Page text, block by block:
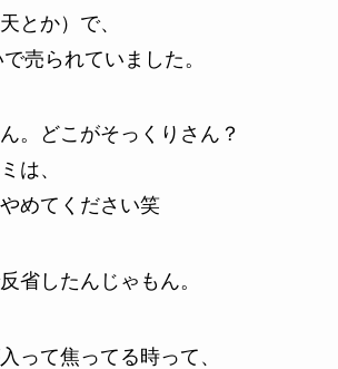
とか）で、
売られていました。
。どこがそっくりさん？
は、
めてください笑
省したんじゃもん。
って焦ってる時って、